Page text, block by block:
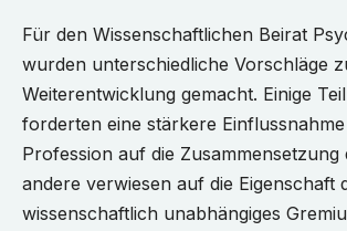
Für den Wissenschaftlichen Beirat
wurden unterschiedliche Vorschläge
Weiterentwicklung gemacht. Einige
forderten eine stärkere
Profession auf die Zusammensetzung
andere verwiesen auf die Eigenschaft
wissenschaftlich unabhängiges